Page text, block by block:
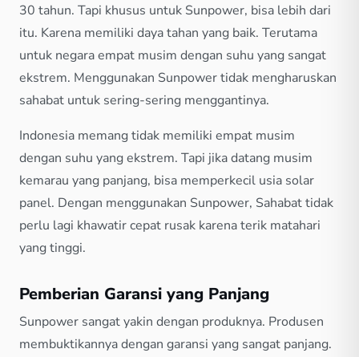
30 tahun. Tapi khusus untuk Sunpower, bisa lebih dari
itu. Karena memiliki daya tahan yang baik. Terutama
untuk negara empat musim dengan suhu yang sangat
ekstrem. Menggunakan Sunpower tidak mengharuskan
sahabat untuk sering-sering menggantinya.
Indonesia memang tidak memiliki empat musim
dengan suhu yang ekstrem. Tapi jika datang musim
kemarau yang panjang, bisa memperkecil usia solar
panel. Dengan menggunakan Sunpower, Sahabat tidak
perlu lagi khawatir cepat rusak karena terik matahari
yang tinggi.
Pemberian Garansi yang Panjang
Sunpower sangat yakin dengan produknya. Produsen
membuktikannya dengan garansi yang sangat panjang.